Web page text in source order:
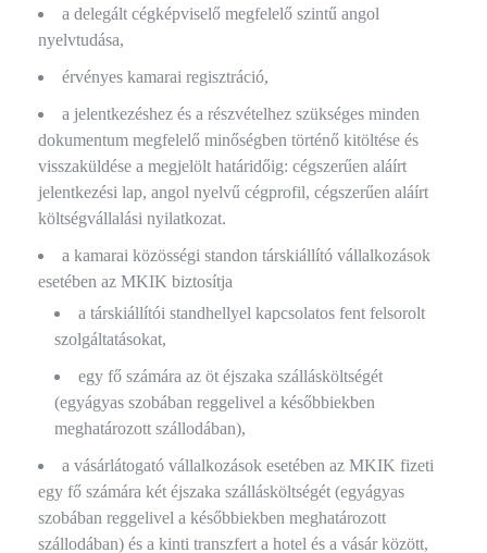
a delegált cégképviselő megfelelő szintű angol
nyelvtudása,
érvényes kamarai regisztráció,
a jelentkezéshez és a részvételhez szükséges minden
dokumentum megfelelő minőségben történő kitöltése és
visszaküldése a megjelölt határidőig: cégszerűen aláírt
jelentkezési lap, angol nyelvű cégprofil, cégszerűen aláírt
költségvállalási nyilatkozat.
a kamarai közösségi standon társkiállító vállalkozások
esetében az MKIK biztosítja
a társkiállítói standhellyel kapcsolatos fent felsorolt
szolgáltatásokat,
egy fő számára az öt éjszaka szállásköltségét
(egyágyas szobában reggelivel a későbbiekben
meghatározott szállodában),
a vásárlátogató vállalkozások esetében az MKIK fizeti
egy fő számára két éjszaka szállásköltségét (egyágyas
szobában reggelivel a későbbiekben meghatározott
szállodában) és a kinti transzfert a hotel és a vásár között,